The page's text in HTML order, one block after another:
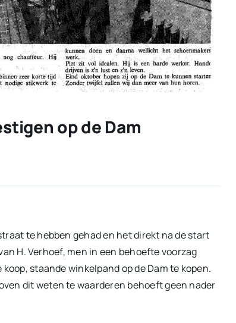
op de Dam
te hebben gehad en het direkt na de start
H. Verhoef, men in een behoefte voorzag
staande winkelpand op de Dam te kopen.
dit weten te waarderen behoeft geen nader